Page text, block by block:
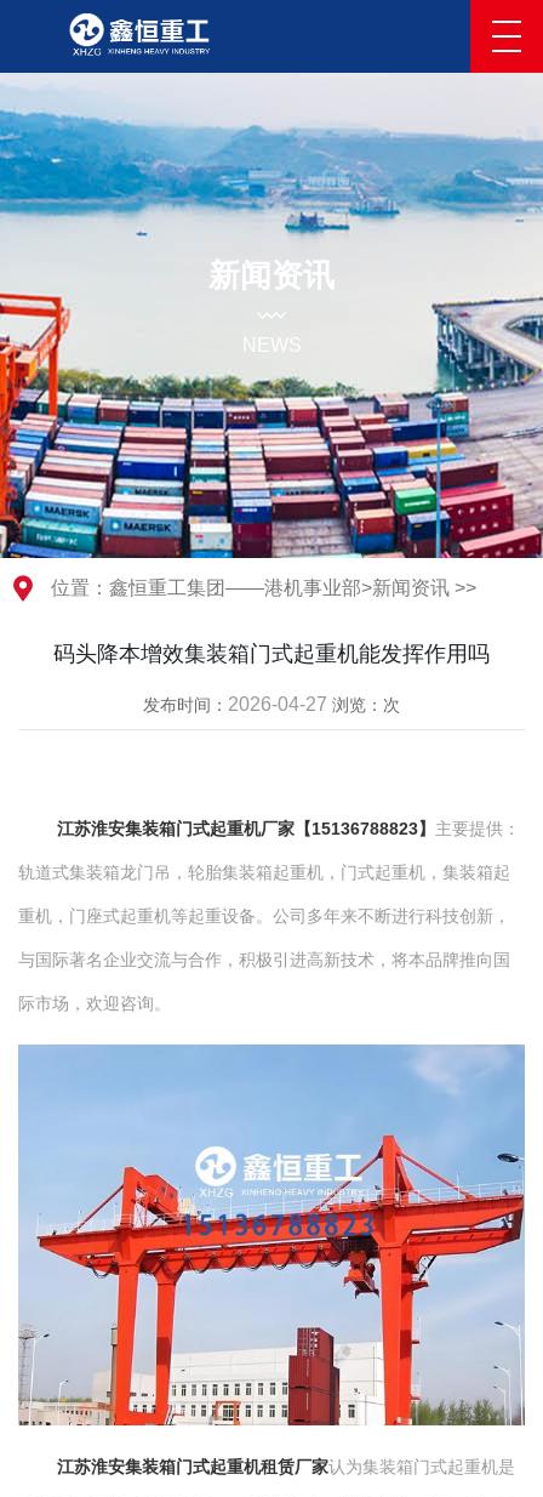
新闻资讯
NEWS
位置： 鑫恒重工集团——港机事业部>新闻资讯 >>
码头降本增效集装箱门式起重机能发挥作用吗
发布时间： 2026-04-27 浏览： 次
江苏淮安集装箱门式起重机厂家【15136788823】 主要提供：
轨道式集装箱龙门吊，轮胎集装箱起重机，门式起重机，集装箱起
重机，门座式起重机等起重设备。公司多年来不断进行科技创新，
与国际著名企业交流与合作，积极引进高新技术，将本品牌推向国
际市场，欢迎咨询。
江苏淮安集装箱门式起重机租赁厂家认为集装箱门式起重机是